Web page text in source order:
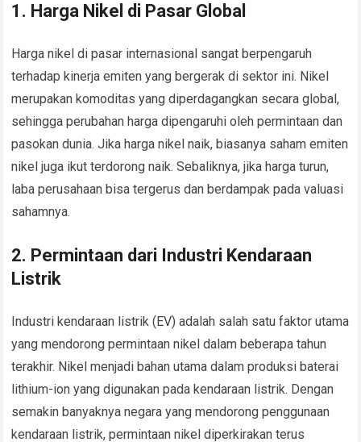
1. Harga Nikel di Pasar Global
Harga nikel di pasar internasional sangat berpengaruh
terhadap kinerja emiten yang bergerak di sektor ini. Nikel
merupakan komoditas yang diperdagangkan secara global,
sehingga perubahan harga dipengaruhi oleh permintaan dan
pasokan dunia. Jika harga nikel naik, biasanya saham emiten
nikel juga ikut terdorong naik. Sebaliknya, jika harga turun,
laba perusahaan bisa tergerus dan berdampak pada valuasi
sahamnya.
2. Permintaan dari Industri Kendaraan
Listrik
Industri kendaraan listrik (EV) adalah salah satu faktor utama
yang mendorong permintaan nikel dalam beberapa tahun
terakhir. Nikel menjadi bahan utama dalam produksi baterai
lithium-ion yang digunakan pada kendaraan listrik. Dengan
semakin banyaknya negara yang mendorong penggunaan
kendaraan listrik, permintaan nikel diperkirakan terus